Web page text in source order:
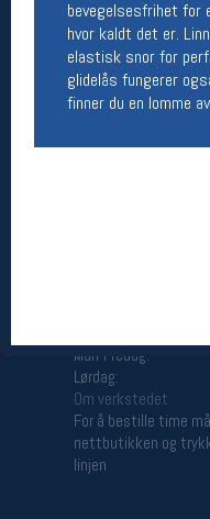
bevegelsesfrihet for
hvor kaldt det er.
elastisk snor for
glidelås fungerer
finner du en lomme
Man-Fredag:
Lørdag:
Man-Fredag:
Lørdag:
Om verkstedet
For å bestille time
nettbutikken og
linjen